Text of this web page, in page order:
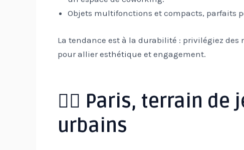
Objets multifonctions et compacts, parfaits
La tendance est à la durabilité : privilégiez des
pour allier esthétique et engagement.
🚶‍♂️ Paris, terrain de
urbains